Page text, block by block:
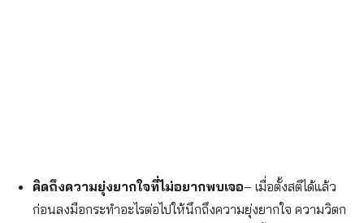
คิดถึงความยุ่งยากใจที่ไม่อยากพบเจอ– เมื่อตั้งสติได้แล้ว
ก่อนลงมือกระทำอะไรต่อไปให้นึกถึงความยุ่งยากใจ ความวิตก